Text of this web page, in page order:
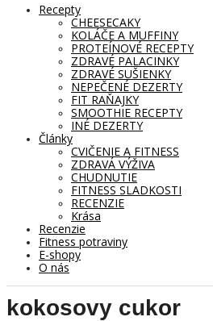
Recepty
CHEESECAKY
KOLÁČE A MUFFINY
PROTEÍNOVÉ RECEPTY
ZDRAVÉ PALACINKY
ZDRAVÉ SUŠIENKY
NEPEČENÉ DEZERTY
FIT RAŇAJKY
SMOOTHIE RECEPTY
INÉ DEZERTY
Články
CVIČENIE A FITNESS
ZDRAVÁ VÝŽIVA
CHUDNUTIE
FITNESS SLADKOSTI
RECENZIE
Krása
Recenzie
Fitness potraviny
E-shopy
O nás
kokosovy cukor